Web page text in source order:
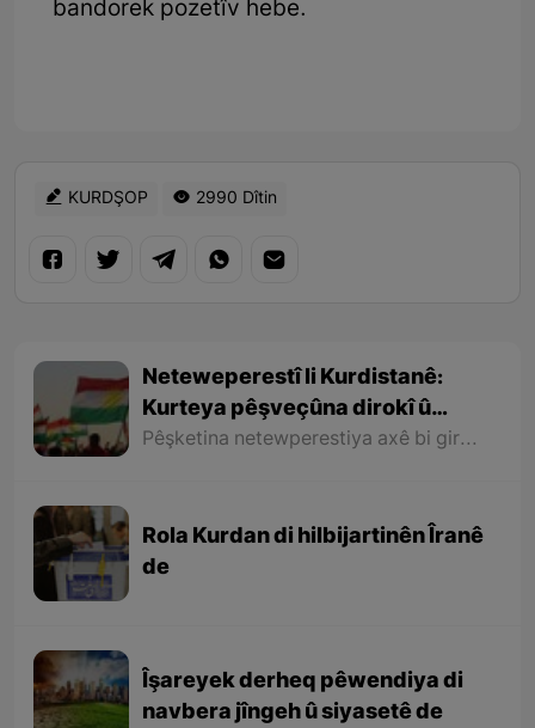
bandorek pozetîv hebe.
KURDŞOP 2990 Dîtin
Neteweperestî li Kurdistanê:
Kurteya pêşveçûna dirokî û
civakî-siyasî
Pêşketina netewperestiya axê bi giranî bi veqetandina rewşenbîrên kurd ji axa wan hat astengkirin. Ramana tirkan bi bêserî û bêrewşembîr hiştina kurdan û bênavber berdewamkirina asîmîlasyonê bi giranî gihîştiye armancên xwe. Vê qutbûnê bandoreke kûr li ramana derdorên rewşenbîrên kurd kir û bi taybetî rê li ber pêkhatina têgeha neteweperestiya welatparêz girt.
Rola Kurdan di hilbijartinên Îranê
de
Îşareyek derheq pêwendiya di
navbera jîngeh û siyasetê de